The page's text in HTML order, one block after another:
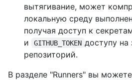
вытягивание, может
локальную среду
получая доступ к
и
GITHUB_TOKEN доступу на
репозиторий.
В разделе "Runners" вы